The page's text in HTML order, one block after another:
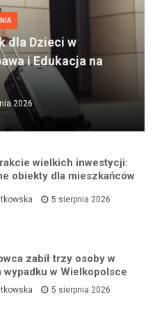
dla Dzieci w
i Edukacja na
2026
wielkich inwestycji:
obiekty dla mieszkańców
5 sierpnia 2026
zabił trzy osoby w
w Wielkopolsce
5 sierpnia 2026